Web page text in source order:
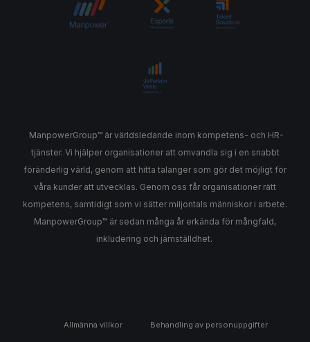
ManpowerGroup™ är världsledande inom kompetens- och HR-
tjänster. Vi hjälper organisationer att omvandla sig i en snabbt
föränderlig värld, genom att hitta talanger som gör det möjligt för
våra kunder att utvecklas. Genom oss får organisationer rätt
kompetens, samtidigt som vi sätter miljontals människor i arbete.
ManpowerGroup™ är sedan många år erkända för mångfald,
inkludering och jämställdhet.
Allmänna villkor Behandling av personuppgifter